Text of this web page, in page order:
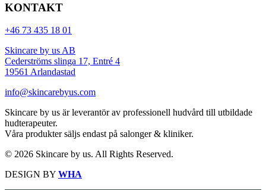
KONTAKT
+46 73 435 18 01
Skincare by us AB
Cederströms slinga 17, Entré 4
19561 Arlandastad
info@skincarebyus.com
Skincare by us är leverantör av professionell hudvård till utbildade
hudterapeuter.
Våra produkter säljs endast på salonger & kliniker.
© 2026 Skincare by us. All Rights Reserved.
DESIGN BY WHA